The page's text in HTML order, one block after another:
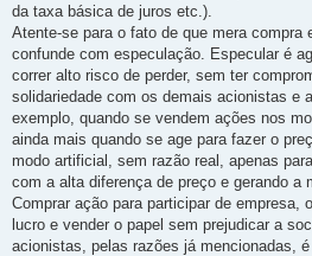
da taxa básica de juros etc.).
Atente-se para o fato de que mera compra
confunde com especulação. Especular é
correr alto risco de perder, sem ter
solidariedade com os demais acionistas e
exemplo, quando se vendem ações nos
ainda mais quando se age para fazer o
modo artificial, sem razão real, apenas
com a alta diferença de preço e gerando a
Comprar ação para participar de empresa,
lucro e vender o papel sem prejudicar a
acionistas, pelas razões já mencionadas,